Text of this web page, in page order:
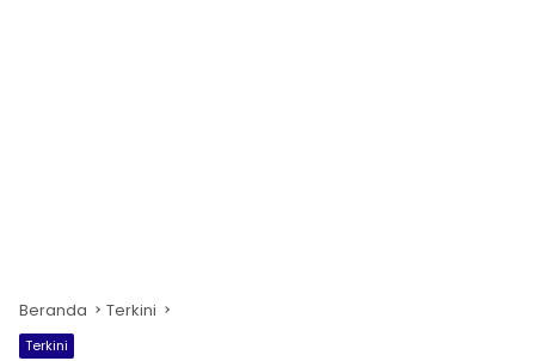
Beranda Terkini
Terkini